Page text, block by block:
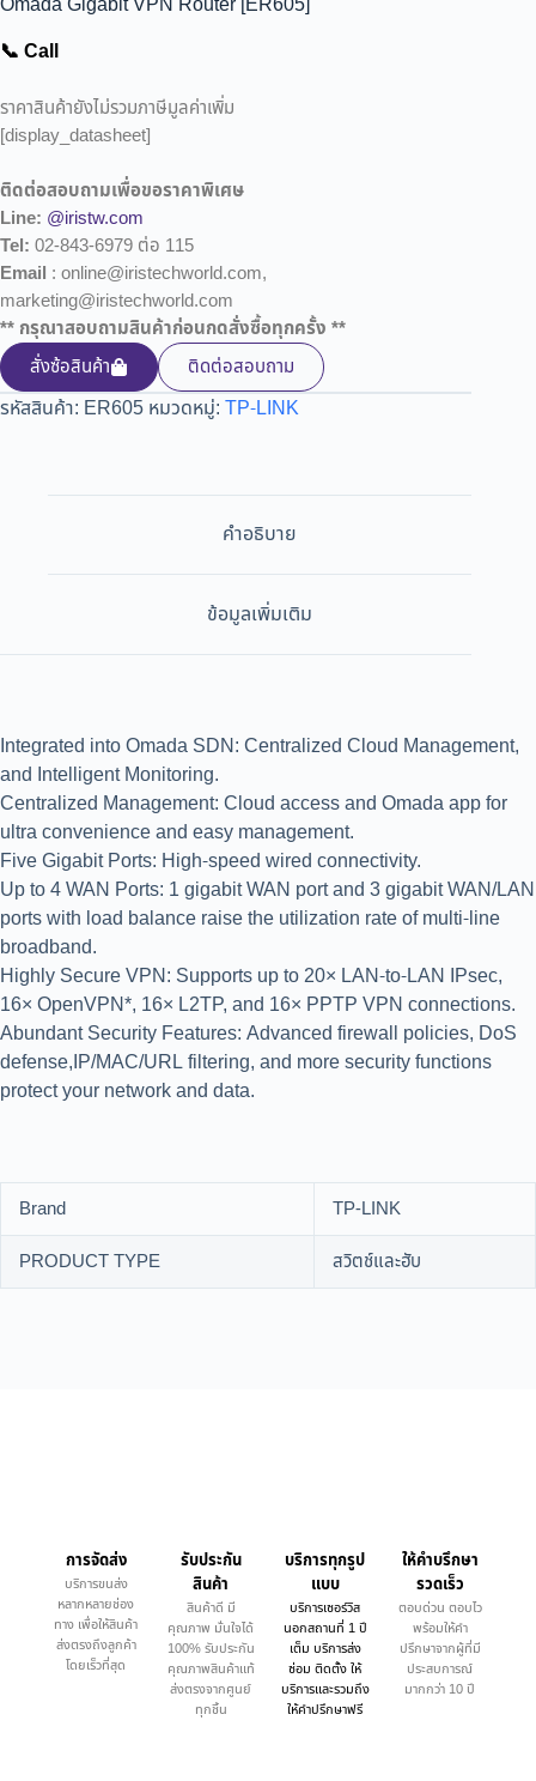
📞 Call
ราคาสินค้ายังไม่รวมภาษีมูลค่าเพิ่ม
[display_datasheet]
ติดต่อสอบถามเพื่อขอราคาพิเศษ
Line: @iristw.com
Tel: 02-843-6979 ต่อ 115
Email : online@iristechworld.com,
marketing@iristechworld.com
** กรุณาสอบถามสินค้าก่อนกดสั่งซื้อทุกครั้ง **
สั่งซ้อสินค้า
ติดต่อสอบถาม
รหัสสินค้า: ER605 หมวดหมู่: TP-LINK
คำอธิบาย
ข้อมูลเพิ่มเติม
Integrated into Omada SDN: Centralized Cloud Management,
and Intelligent Monitoring.
Centralized Management: Cloud access and Omada app for
ultra convenience and easy management.
Five Gigabit Ports: High-speed wired connectivity.
Up to 4 WAN Ports: 1 gigabit WAN port and 3 gigabit WAN/LAN
ports with load balance raise the utilization rate of multi-line
broadband.
Highly Secure VPN: Supports up to 20× LAN-to-LAN IPsec,
16× OpenVPN*, 16× L2TP, and 16× PPTP VPN connections.
Abundant Security Features: Advanced firewall policies, DoS
defense,IP/MAC/URL filtering, and more security functions
protect your network and data.
Brand
TP-LINK
PRODUCT TYPE
สวิตช์และฮับ
การจัดส่ง
บริการขนส่ง
หลากหลายช่อง
ทาง เพื่อให้สินค้า
ส่งตรงถึงลูกค้า
โดยเร็วที่สุด
รับประกัน
สินค้า
สินค้าดี มี
คุณภาพ มั่นใจได้
100% รับประกัน
คุณภาพสินค้าแท้
ส่งตรงจากศูนย์
ทุกชิ้น
บริการทุกรูป
แบบ
บริการเซอร์วิส
นอกสถานที่ 1 ปี
เต็ม บริการส่ง
ซ่อม ติดตั้ง ให้
บริการและรวมถึง
ให้คำปรึกษาฟรี
ให้คำบรึกษา
รวดเร็ว
ตอบด่วน ตอบไว
พร้อมให้คำ
ปรึกษาจากผู้ที่มี
ประสบการณ์
มากกว่า 10 ปี